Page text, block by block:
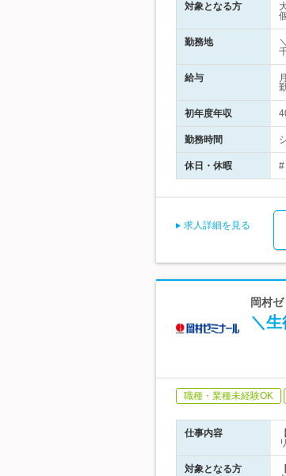
対象となる方
勤務地
給与
初年度年収
勤務時間
休日・休暇 #
求人詳細を見る
岡村
＼
職種・業種未経験OK
仕事内容
対象となる方